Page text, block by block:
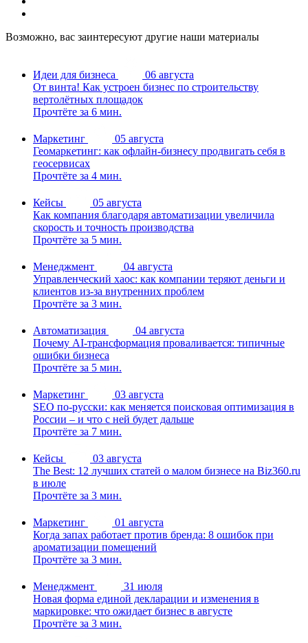
Возможно, вас заинтересуют другие наши материалы
Идеи для бизнеса
06 августа
От винта! Как устроен бизнес по строительству
вертолётных площадок
Прочтёте за 6 мин.
Маркетинг
05 августа
Геомаркетинг: как офлайн-бизнесу продвигать себя в
геосервисах
Прочтёте за 4 мин.
Кейсы
05 августа
Как компания благодаря автоматизации увеличила
скорость и точность производства
Прочтёте за 5 мин.
Менеджмент
04 августа
Управленческий хаос: как компании теряют деньги и
клиентов из-за внутренних проблем
Прочтёте за 3 мин.
Автоматизация
04 августа
Почему AI-трансформация проваливается: типичные
ошибки бизнеса
Прочтёте за 5 мин.
Маркетинг
03 августа
SEO по-русски: как меняется поисковая оптимизация в
России – и что с ней будет дальше
Прочтёте за 7 мин.
Кейсы
03 августа
The Best: 12 лучших статей о малом бизнесе на Biz360.ru
в июле
Прочтёте за 3 мин.
Маркетинг
01 августа
Когда запах работает против бренда: 8 ошибок при
ароматизации помещений
Прочтёте за 3 мин.
Менеджмент
31 июля
Новая форма единой декларации и изменения в
маркировке: что ожидает бизнес в августе
Прочтёте за 3 мин.